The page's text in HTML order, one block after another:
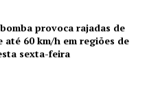
provoca rajadas de
até 60 km/h em regiões de
sexta-feira